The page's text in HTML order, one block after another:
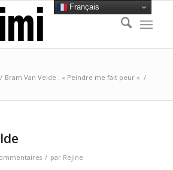
/ Bram Van Velde : « Peindre me fait peur » /
/ par Rejine
Français